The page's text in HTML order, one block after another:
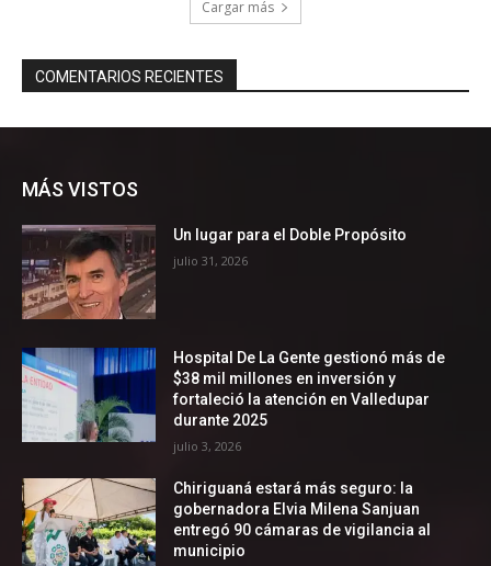
MÁS VISTOS
Un lugar para el Doble Propósito
julio 31, 2026
Hospital De La Gente gestionó más de
$38 mil millones en inversión y
fortaleció la atención en Valledupar
durante 2025
julio 3, 2026
Chiriguaná estará más seguro: la
gobernadora Elvia Milena Sanjuan
entregó 90 cámaras de vigilancia al
municipio